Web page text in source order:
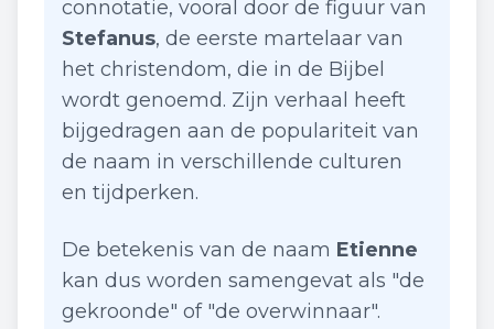
connotatie, vooral door de figuur van
Stefanus, de eerste martelaar van
het christendom, die in de Bijbel
wordt genoemd. Zijn verhaal heeft
bijgedragen aan de populariteit van
de naam in verschillende culturen
en tijdperken.
De betekenis van de naam Etienne
kan dus worden samengevat als "de
gekroonde" of "de overwinnaar".